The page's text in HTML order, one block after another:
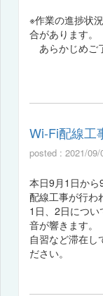
※作業の進捗状
合があります。
あらかじめご
Wi-Fi配線工
posted : 2021/09/
本日9月1日か
配線工事が行わ
1日、2日につ
音が響きます。
自習など滞在し
ださい。